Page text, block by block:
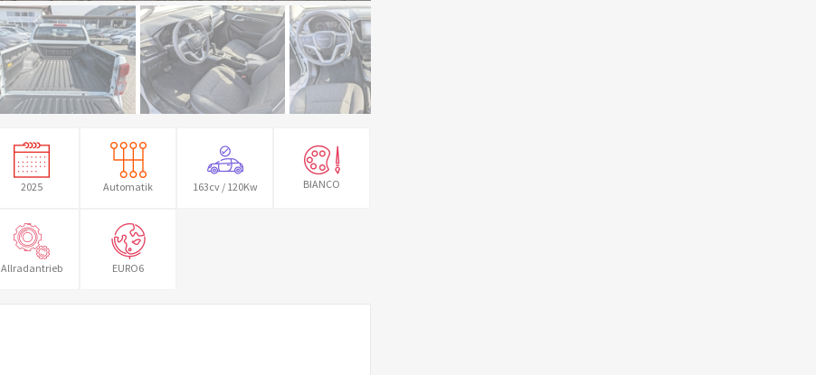
2025 Automatik 163cv / 120Kw BIANCO
Allradantrieb EURO6